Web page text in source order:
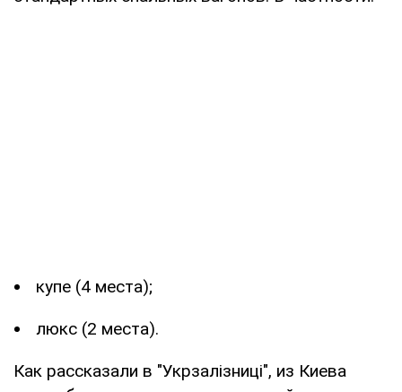
купе (4 места);
люкс (2 места).
Как рассказали в "Укрзалізниці", из Киева